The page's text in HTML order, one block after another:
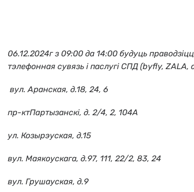
06.12.2024г з 09:00 да 14:00 будуць
тэлефонная сувязь і паслугі СПД (byfly, ZALA,
вул. Аранская, д.18, 24, 6
пр-ктПартызанскi, д. 2/4, 2, 104А
ул. Козырэуская, д.15
вул. Маякоускага, д.97, 111, 22/2, 83, 24
вул. Грушауская, д.9